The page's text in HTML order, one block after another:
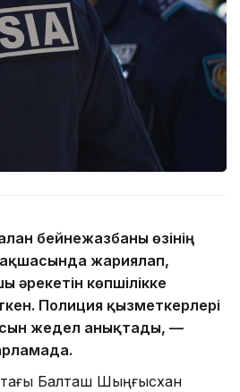
бейнежазбаны өзінің
жариялап,
әрекетін көпшілікке
Полиция қызметкерлері
жедел анықтады, —
Балташ Шыңғысхан